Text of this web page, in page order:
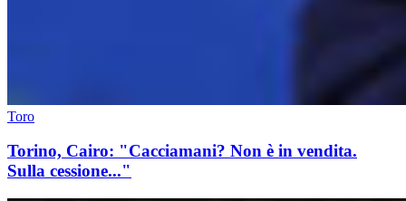
Toro
Torino, Cairo: "Cacciamani? Non è in vendita.
Sulla cessione..."